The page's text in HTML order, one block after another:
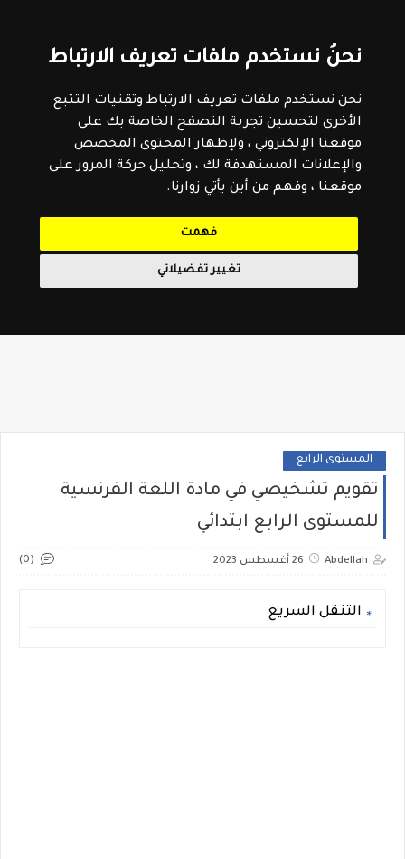
نحنُ نستخدم ملفات تعريف الارتباط
نحن نستخدم ملفات تعريف الارتباط وتقنيات التتبع
الأخرى لتحسين تجربة التصفح الخاصة بك على
موقعنا الإلكتروني ، ولإظهار المحتوى المخصص
والإعلانات المستهدفة لك ، وتحليل حركة المرور على
موقعنا ، وفهم من أين يأتي زوارنا.
فهمت
تغيير تفضيلاتي
المستوى الرابع
تقويم تشخيصي في مادة اللغة الفرنسية
للمستوى الرابع ابتدائي
Abdellah 26 أغسطس 2023 (0)
التنقل السريع